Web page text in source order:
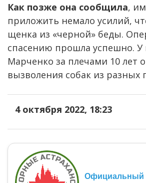
Как позже она сообщила,
приложить немало усилий,
щенка из «черной» беды.
спасению прошла успешно.
Марченко за плечами 10 лет
вызволения собак из разных
4 октября 2022, 18:23
Официальный